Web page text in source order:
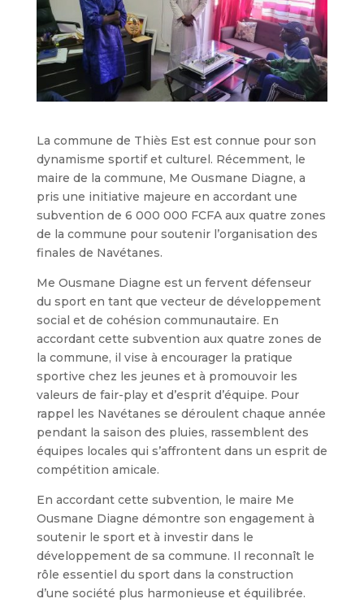
La commune de Thiès Est est connue pour son
dynamisme sportif et culturel. Récemment, le
maire de la commune, Me Ousmane Diagne, a
pris une initiative majeure en accordant une
subvention de 6 000 000 FCFA aux quatre zones
de la commune pour soutenir l’organisation des
finales de Navétanes.
Me Ousmane Diagne est un fervent défenseur
du sport en tant que vecteur de développement
social et de cohésion communautaire. En
accordant cette subvention aux quatre zones de
la commune, il vise à encourager la pratique
sportive chez les jeunes et à promouvoir les
valeurs de fair-play et d’esprit d’équipe. Pour
rappel les Navétanes se déroulent chaque année
pendant la saison des pluies, rassemblent des
équipes locales qui s’affrontent dans un esprit de
compétition amicale.
En accordant cette subvention, le maire Me
Ousmane Diagne démontre son engagement à
soutenir le sport et à investir dans le
développement de sa commune. Il reconnaît le
rôle essentiel du sport dans la construction
d’une société plus harmonieuse et équilibrée.